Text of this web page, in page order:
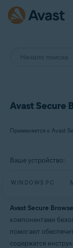
Avast Secure
Avast Secure
Операционные
Windows, macOS,
Ваше устройство:
WINDOWS PC
Avast Secure
компонентами
помогают
содержатся